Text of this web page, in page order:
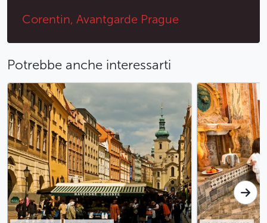
Corentin, Avantgarde Prague
Potrebbe anche interessarti